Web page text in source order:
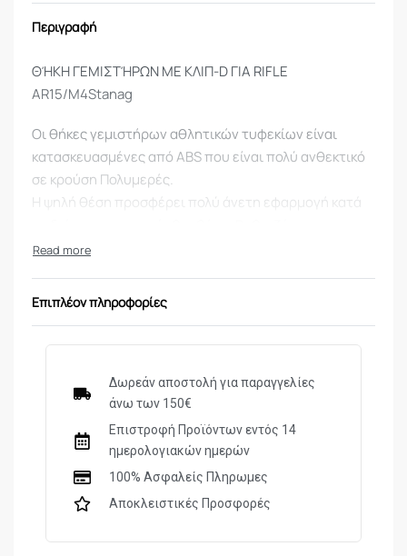
Περιγραφή
ΘΉΚΗ ΓΕΜΙΣΤΉΡΩΝ ΜΕ ΚΛΙΠ-D ΓΙΑ RIFLE
AR15/M4Stanag
Οι θήκες γεμιστήρων αθλητικών τυφεκίων είναι
κατασκευασμένες από ABS που είναι πολύ ανθεκτικό
σε κρούση Πολυμερές.
Η ψηλή θέση προσφέρει πολύ άνετη εφαρμογή κατά
συγκράτηση με τέσσερις βίδες και στις δύο πλευρές
θέση του.
Επιπλέον πληροφορίες
Δωρεάν αποστολή για παραγγελίες
άνω των 150€
Επιστροφή Προϊόντων εντός 14
ημερολογιακών ημερών
100% Ασφαλείς Πληρωμες
Αποκλειστικές Προσφορές